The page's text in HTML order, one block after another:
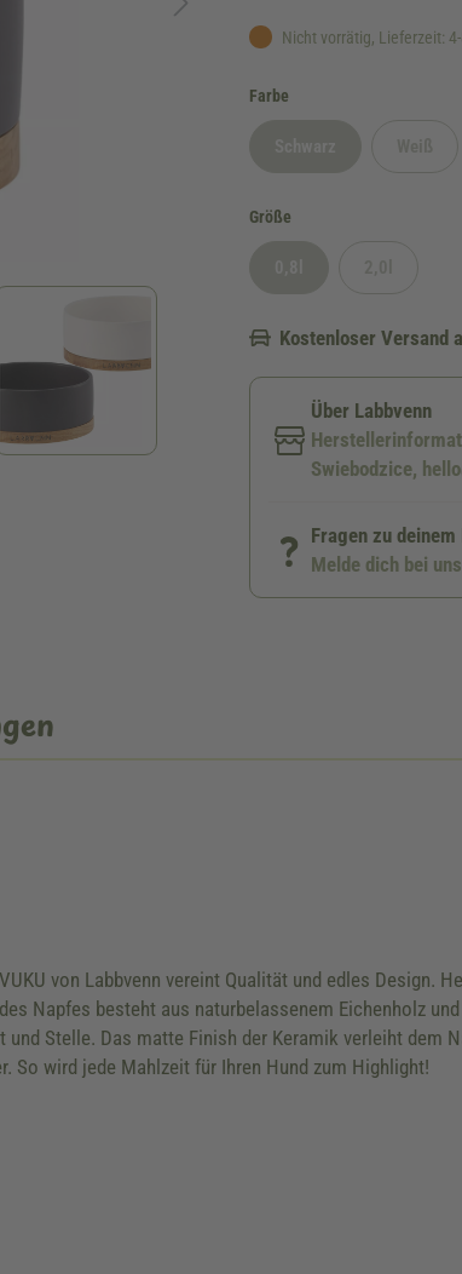
Nicht vorrätig, Lieferzeit:
Farbe
Größe
Kostenloser Versand
Über Labbvenn
Swiebodzice,
Fragen zu
Melde dich bei
von Labbvenn vereint Qualität und edles Design.
Napfes besteht aus naturbelassenem Eichenholz
Stelle. Das matte Finish der Keramik verleiht dem
So wird jede Mahlzeit für Ihren Hund zum Highlight!